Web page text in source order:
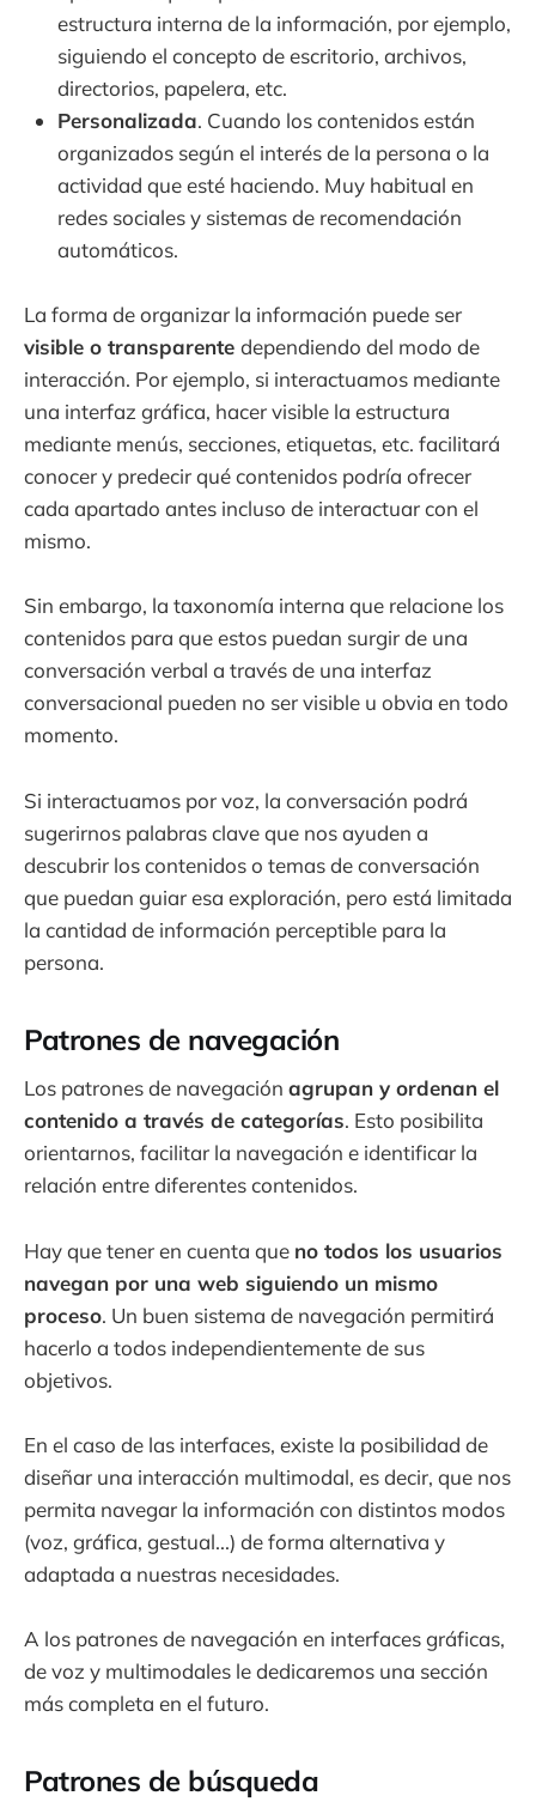
estructura interna de la información, por ejemplo,
siguiendo el concepto de escritorio, archivos,
directorios, papelera, etc.
Personalizada. Cuando los contenidos están
organizados según el interés de la persona o la
actividad que esté haciendo. Muy habitual en
redes sociales y sistemas de recomendación
automáticos.
La forma de organizar la información puede ser
visible o transparente dependiendo del modo de
interacción. Por ejemplo, si interactuamos mediante
una interfaz gráfica, hacer visible la estructura
mediante menús, secciones, etiquetas, etc. facilitará
conocer y predecir qué contenidos podría ofrecer
cada apartado antes incluso de interactuar con el
mismo.
Sin embargo, la taxonomía interna que relacione los
contenidos para que estos puedan surgir de una
conversación verbal a través de una interfaz
conversacional pueden no ser visible u obvia en todo
momento.
Si interactuamos por voz, la conversación podrá
sugerirnos palabras clave que nos ayuden a
descubrir los contenidos o temas de conversación
que puedan guiar esa exploración, pero está limitada
la cantidad de información perceptible para la
persona.
Patrones de navegación
Los patrones de navegación agrupan y ordenan el
contenido a través de categorías. Esto posibilita
orientarnos, facilitar la navegación e identificar la
relación entre diferentes contenidos.
Hay que tener en cuenta que no todos los usuarios
navegan por una web siguiendo un mismo
proceso. Un buen sistema de navegación permitirá
hacerlo a todos independientemente de sus
objetivos.
En el caso de las interfaces, existe la posibilidad de
diseñar una interacción multimodal, es decir, que nos
permita navegar la información con distintos modos
(voz, gráfica, gestual...) de forma alternativa y
adaptada a nuestras necesidades.
A los patrones de navegación en interfaces gráficas,
de voz y multimodales le dedicaremos una sección
más completa en el futuro.
Patrones de búsqueda